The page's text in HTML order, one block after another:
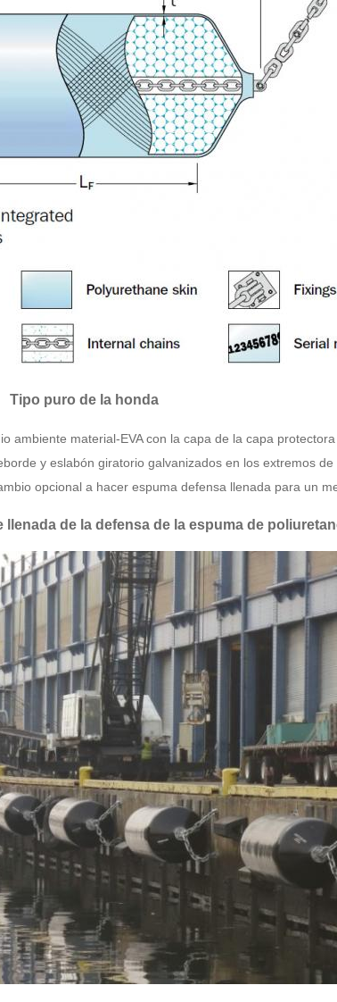
Tipo puro de la honda
material-EVA con la capa de la capa
y eslabón giratorio galvanizados en los extremos
opcional a hacer espuma defensa llenada para un
de la defensa de la espuma de